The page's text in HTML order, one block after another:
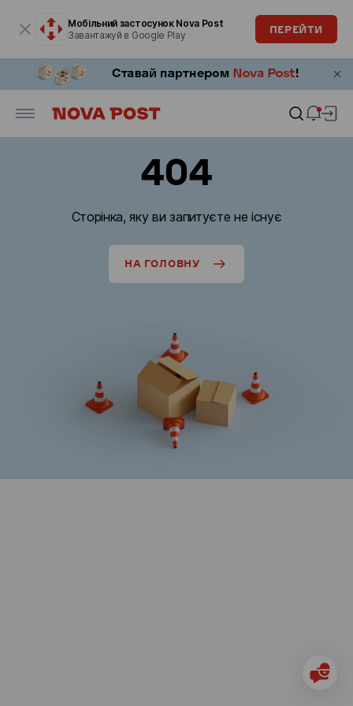
Мобільний застосунок Nova Post
Завантажуй в Google Play
ПЕРЕЙТИ
404
Сторінка, яку ви запитуєте не існує
НА ГОЛОВНУ